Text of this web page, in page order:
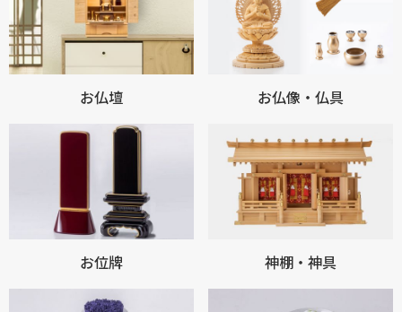
お仏壇 お仏像・仏具
お位牌 神棚・神具